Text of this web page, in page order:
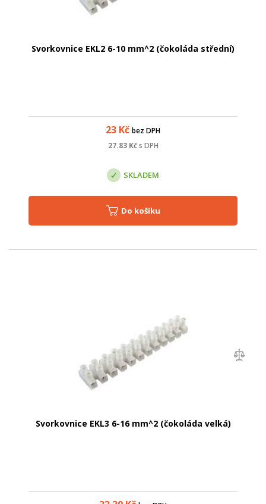
Svorkovnice EKL2 6-10 mm^2 (čokoláda střední)
23 Kč bez DPH
27.83Kč s DPH
SKLADEM
Do košíku
Svorkovnice EKL3 6-16 mm^2 (čokoláda velká)